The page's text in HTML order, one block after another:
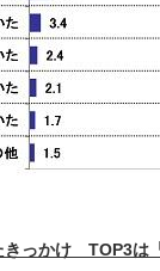
っかけ TOP3は